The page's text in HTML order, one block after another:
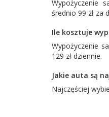
Wypożyczenie
średnio 99 zł za
Ile kosztuje
Wypożyczenie
129 zł dziennie.
Jakie auta są
Najczęściej